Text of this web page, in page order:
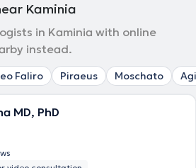
Kaminia
in Kaminia with online
instead.
Faliro Piraeus Moschato
MD, PhD